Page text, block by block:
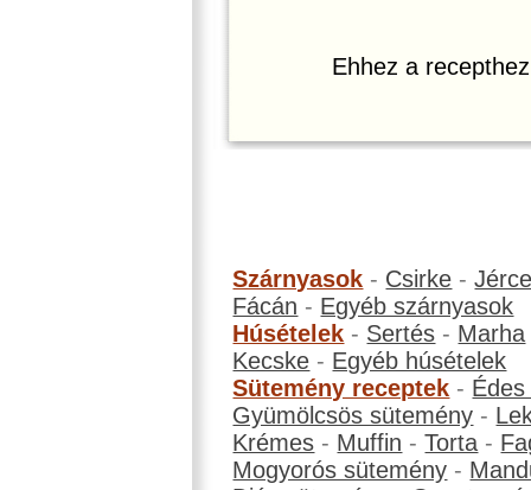
Ehhez a
Szárnyasok - Csirke -
Fácán - Egyéb szárnyasok
Húsételek - Sertés - Marha
Kecske - Egyéb húsételek
Sütemény receptek -
Gyümölcsös sütemény -
Krémes - Muffin -Torta -
Mogyorós sütemény -